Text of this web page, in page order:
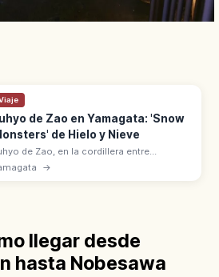
de Zao en Yamagata: 'Snow
de Hielo y Nieve
de Zao, en la cordillera entre
y Miyagi, son los 'Snow
árboles helados por el frío y los
→
llegar desde
hasta Nobesawa